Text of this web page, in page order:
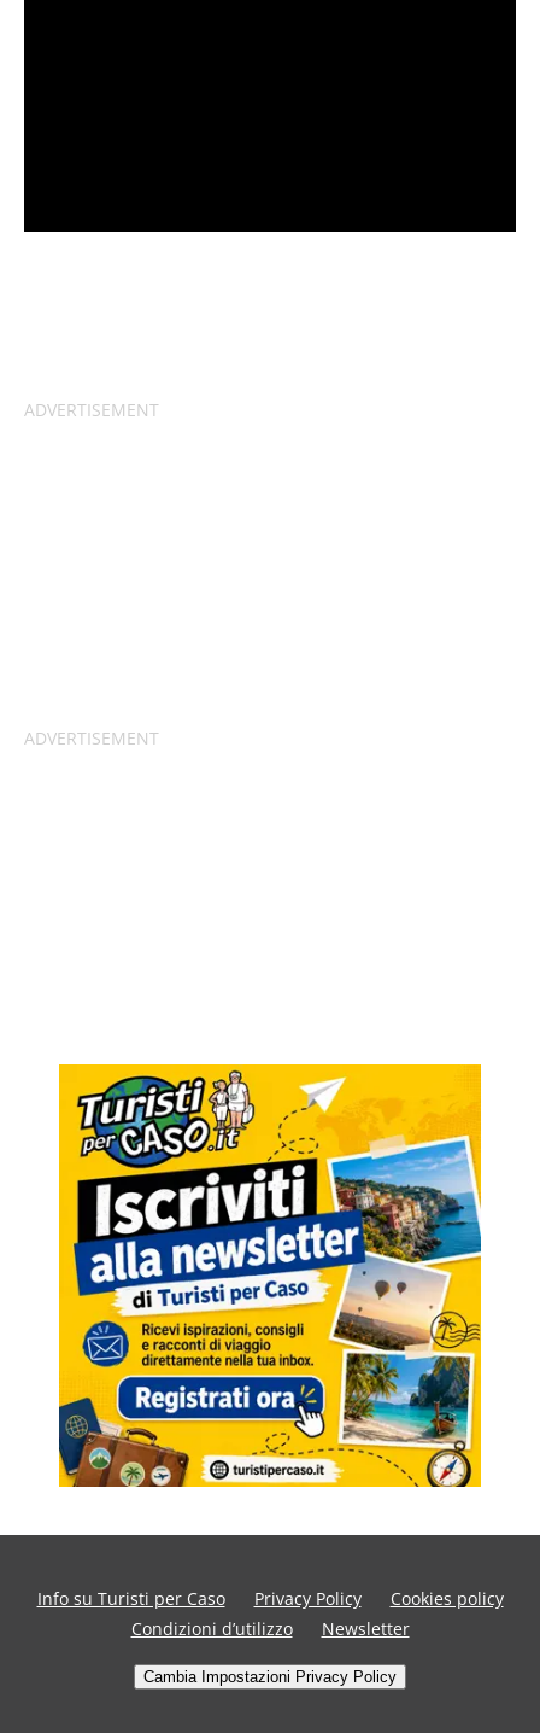
Info su Turisti per Caso Privacy Policy
Cookies policy
Condizioni d’utilizzo
Newsletter
Cambia Impostazioni Privacy Policy